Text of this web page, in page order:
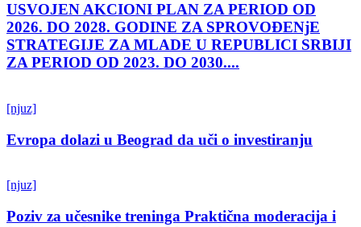
USVOJEN AKCIONI PLAN ZA PERIOD OD
2026. DO 2028. GODINE ZA SPROVOĐENjE
STRATEGIJE ZA MLADE U REPUBLICI SRBIJI
ZA PERIOD OD 2023. DO 2030....
[njuz]
Evropa dolazi u Beograd da uči o investiranju
[njuz]
Poziv za učesnike treninga Praktična moderacija i